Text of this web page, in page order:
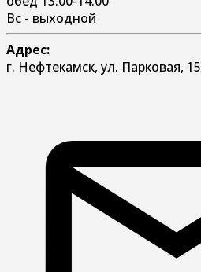
Вс - выходной
Адрес:
г. Нефтекамск, ул. Парковая, 15